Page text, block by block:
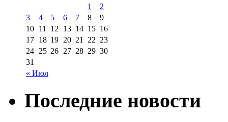
« Июл
1
2
3
4 5 6 7 8
9
10 11 12 13 14 15 16
17 18 19 20 21 22 23
24 25 26 27 28 29 30
31
Последние новости